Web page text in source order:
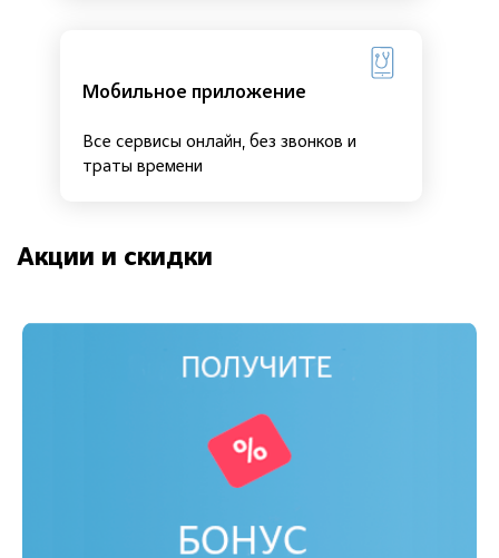
Мобильное приложение
Все сервисы онлайн, без звонков и
траты времени
Акции и скидки